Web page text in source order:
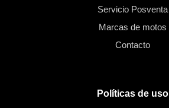
Servicio Posventa
Marcas de motos
Contacto
Políticas de uso